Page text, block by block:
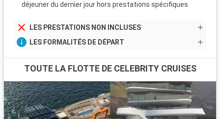
déjeuner du dernier jour hors prestations spécifiques
LES PRESTATIONS NON INCLUSES
LES FORMALITÉS DE DÉPART
TOUTE LA FLOTTE DE CELEBRITY CRUISES